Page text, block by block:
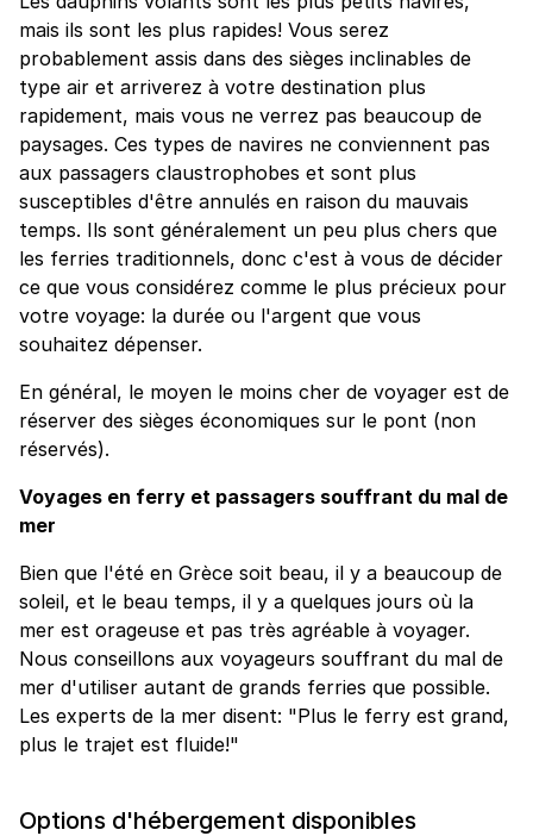
mais ils sont les plus rapides! Vous serez
probablement assis dans des sièges inclinables de
type air et arriverez à votre destination plus
rapidement, mais vous ne verrez pas beaucoup de
paysages. Ces types de navires ne conviennent pas
aux passagers claustrophobes et sont plus
susceptibles d'être annulés en raison du mauvais
temps. Ils sont généralement un peu plus chers que
les ferries traditionnels, donc c'est à vous de décider
ce que vous considérez comme le plus précieux pour
votre voyage: la durée ou l'argent que vous
souhaitez dépenser.
En général, le moyen le moins cher de voyager est de
réserver des sièges économiques sur le pont (non
réservés).
Voyages en ferry et passagers souffrant du mal de
mer
Bien que l'été en Grèce soit beau, il y a beaucoup de
soleil, et le beau temps, il y a quelques jours où la
mer est orageuse et pas très agréable à voyager.
Nous conseillons aux voyageurs souffrant du mal de
mer d'utiliser autant de grands ferries que possible.
Les experts de la mer disent: "Plus le ferry est grand,
plus le trajet est fluide!"
Options d'hébergement disponibles